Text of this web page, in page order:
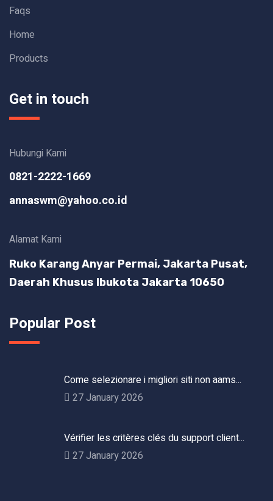
Faqs
Home
Products
Get in touch
Hubungi Kami
0821-2222-1669
annaswm@yahoo.co.id
Alamat Kami
Ruko Karang Anyar Permai, Jakarta Pusat,
Daerah Khusus Ibukota Jakarta 10650
Popular Post
Come selezionare i migliori siti non aams...
27 January 2026
Vérifier les critères clés du support client...
27 January 2026